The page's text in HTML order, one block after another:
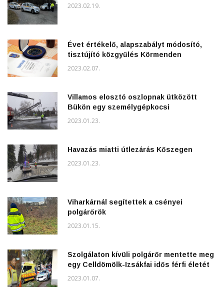
2023.02.19.
Évet értékelő, alapszabályt módosító,
tisztújító közgyűlés Körmenden
2023.02.07.
Villamos elosztó oszlopnak ütközött
Bükön egy személygépkocsi
2023.01.23.
Havazás miatti útlezárás Kőszegen
2023.01.23.
Viharkárnál segítettek a csényei
polgárőrök
2023.01.15.
Szolgálaton kívüli polgárőr mentette meg
egy Celldömölk-Izsákfai idős férfi életét
2023.01.07.